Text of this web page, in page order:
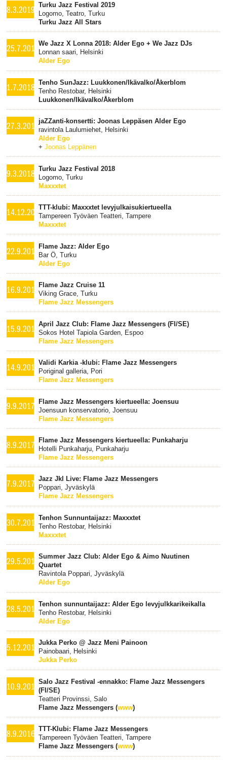
8.3.2019
Turku Jazz Festival 2019
Logomo, Teatro, Turku
Turku Jazz All Stars
25.7.2018
We Jazz X Lonna 2018: Alder Ego + We Jazz DJs
Lonnan saari, Helsinki
Alder Ego
1.7.2018
Tenho SunJazz: Luukkonen/Ikävalko/Åkerblom
Tenho Restobar, Helsinki
Luukkonen/Ikävalko/Åkerblom
27.3.2018jaZZanti-konsertti: Joonas Leppäsen Alder Ego
ravintola Laulumiehet, Helsinki
Alder Ego
+Joonas Leppänen
9.3.2018
Turku Jazz Festival 2018
Logomo, Turku
Maxxxtet
14.12.2017TTT-klubi: Maxxxtet levyjulkaisukiertueella
Tampereen Työväen Teatteri, Tampere
Maxxxtet
22.9.2017Flame Jazz: Alder Ego
Bar Ö, Turku
Alder Ego
16.9.2017Flame Jazz Cruise 11
Viking Grace, Turku
Flame Jazz Messengers
15.9.2017April Jazz Club: Flame Jazz Messengers (FI/SE)
Sokos Hotel Tapiola Garden, Espoo
Flame Jazz Messengers
14.9.2017
Validi Karkia -klubi: Flame Jazz Messengers
Poriginal galleria, Pori
Flame Jazz Messengers
9.9.2017
Flame Jazz Messengers kiertueella: Joensuu
Joensuun konservatorio, Joensuu
Flame Jazz Messengers
8.9.2017
Flame Jazz Messengers kiertueella: Punkaharju
Hotelli Punkaharju, Punkaharju
Flame Jazz Messengers
7.9.2017
Jazz Jkl Live: Flame Jazz Messengers
Poppari, Jyväskylä
Flame Jazz Messengers
30.7.2017Tenhon Sunnuntaijazz: Maxxxtet
Tenho Restobar, Helsinki
Maxxxtet
29.5.2017Summer Jazz Club: Alder Ego & Aimo Nuutinen
Quartet
Ravintola Poppari, Jyväskylä
Alder Ego
28.5.2017Tenhon sunnuntaijazz: Alder Ego levyjulkkarikeikalla
Tenho Restobar, Helsinki
Alder Ego
5.12.2016Jukka Perko @ Jazz Meni Painoon
Painobaari, Helsinki
Jukka Perko
10.9.2016Salo Jazz Festival -ennakko: Flame Jazz Messengers
(FI/SE)
Teatteri Provinssi, Salo
Flame Jazz Messengers (www)
8.9.2016
TTT-Klubi: Flame Jazz Messengers
Tampereen Työväen Teatteri, Tampere
Flame Jazz Messengers (www)